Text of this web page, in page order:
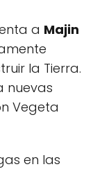
a Majin
la Tierra.
nuevas
Vegeta
en las